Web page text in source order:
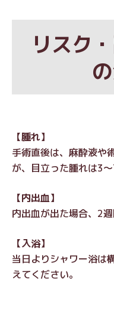
リスク
【腫れ】
手術直後は、麻酔液や
が、目立った腫れは3
【内出血】
内出血が出た場合、2
【入浴】
当日よりシャワー浴は
えてください。